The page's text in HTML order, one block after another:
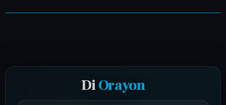
DiOrayon